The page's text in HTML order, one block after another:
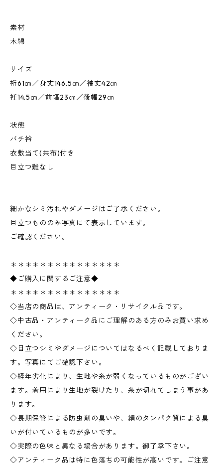
素材
木綿
サイズ
裄61㎝／身丈146.5㎝／袖丈42㎝
衽14.5㎝／前幅23㎝／後幅29㎝
状態
バチ衿
衣敷当て(共布)付き
目立つ難なし
細かなシミ汚れやダメージはご了承ください。
目立つもののみ写真にて表示しています。
ご確認ください。
＊＊＊＊＊＊＊＊＊＊＊＊＊＊＊
◆ご購入に関するご注意◆
＊＊＊＊＊＊＊＊＊＊＊＊＊＊＊
◇当店の商品は、アンティーク・リサイクル品です。
◇中古品・アンティーク品にご理解のある方のみお買い求め
ください。
◇目立つシミやダメージについてはなるべく記載しておりま
す。写真にてご確認下さい。
◇経年劣化により、生地や糸が弱くなっているものがござい
ます。着用により生地が裂けたり、糸が切れてしまう事があ
ります。
◇長期保管による防虫剤の臭いや、絹のタンパク質による臭
いが付いているものが多いです。
◇実際の色味と異なる場合があります。御了承下さい。
◇アンティーク品は特に色落ちの可能性が高いです。ご注意